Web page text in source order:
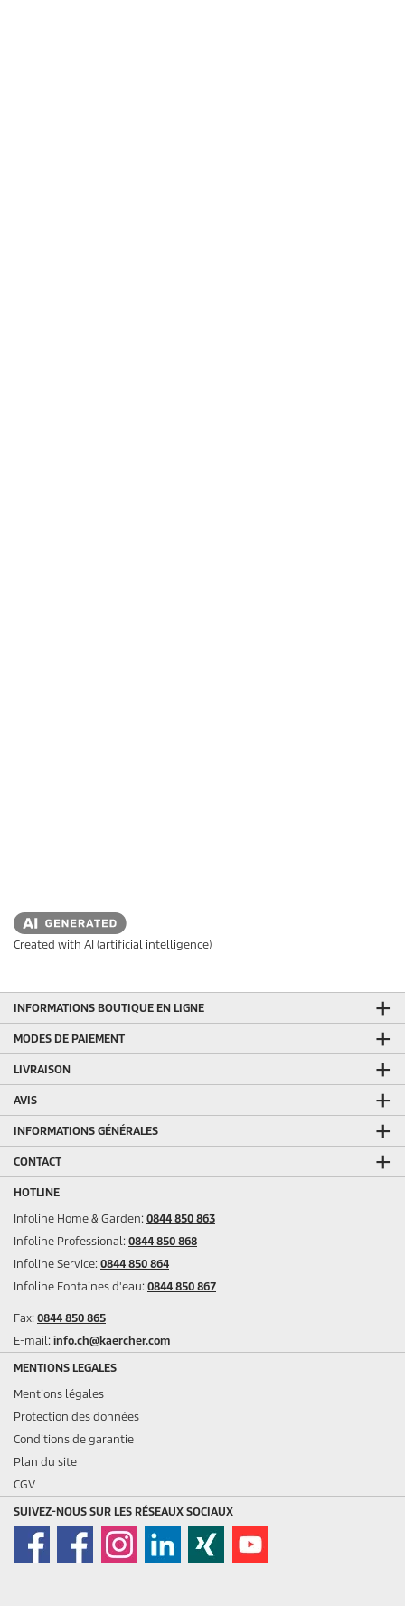
Created with AI (artificial intelligence)
INFORMATIONS BOUTIQUE EN LIGNE
MODES DE PAIEMENT
LIVRAISON
AVIS
INFORMATIONS GÉNÉRALES
CONTACT
HOTLINE
Infoline Home & Garden: 0844 850 863
Infoline Professional: 0844 850 868
Infoline Service: 0844 850 864
Infoline Fontaines d'eau: 0844 850 867
Fax: 0844 850 865
E-mail: info.ch@kaercher.com
MENTIONS LEGALES
Mentions légales
Protection des données
Conditions de garantie
Plan du site
CGV
SUIVEZ-NOUS SUR LES RÉSEAUX SOCIAUX